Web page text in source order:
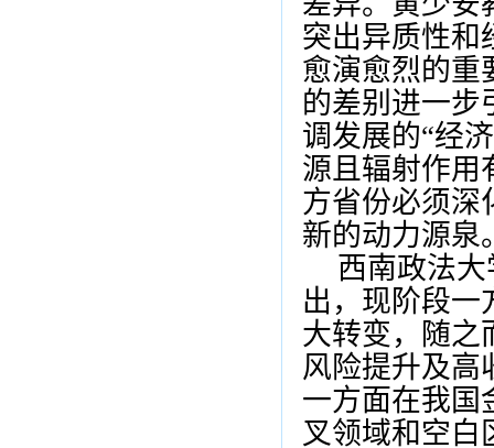
突出异质性和
愈演愈烈的重
的差别进一步
调发展的“经
源且辐射作用
方省份必须深
新的动力源泉
西南政法
出，现阶段一
大转变，随之
风险提升及高
一方面在我国
叉领域和空白